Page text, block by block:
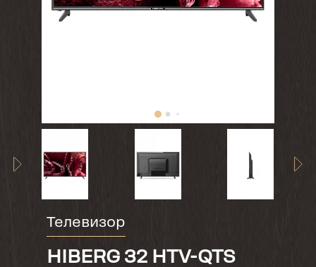
Телевизор
HIBERG 32 HTV-QTS